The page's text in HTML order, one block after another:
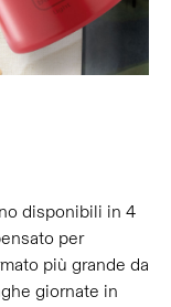
disponibili in 4
per
più grande da
giornate in